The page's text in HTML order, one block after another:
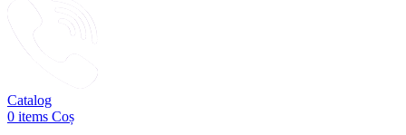
Catalog
0 items Coș